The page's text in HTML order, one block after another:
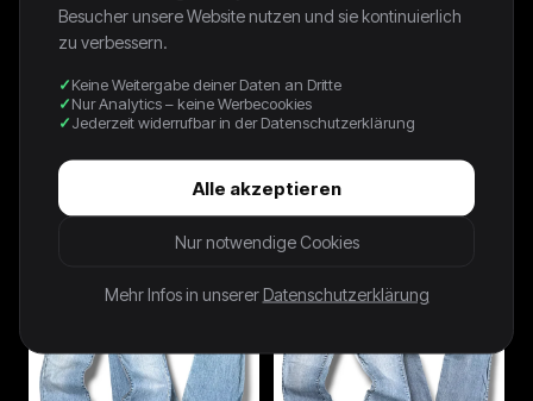
Dolce & Gabbana Y2K Straight-
Fit Vintage Jeans | S
Vintage Diesel Flared Jeans
(M)
Besucher unsere Website nutzen und sie kontinuierlich
zu verbessern.
Keine Weitergabe deiner Daten an Dritte
Nur Analytics – keine Werbecookies
Jederzeit widerrufbar in der Datenschutzerklärung
Alle akzeptieren
Nur notwendige Cookies
Mehr Infos in unserer Datenschutzerklärung